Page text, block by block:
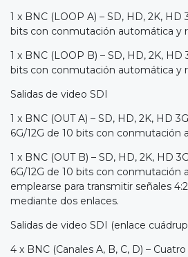
1 x BNC (LOOP A) – SD, HD, 2K, HD
bits con conmutación automática y
1 x BNC (LOOP B) – SD, HD, 2K, HD
bits con conmutación automática y
Salidas de video SDI
1 x BNC (OUT A) – SD, HD, 2K, HD
6G/12G de 10 bits con conmutación
1 x BNC (OUT B) – SD, HD, 2K, HD
6G/12G de 10 bits con conmutación
emplearse para transmitir señales
mediante dos enlaces.
Salidas de video SDI (enlace
4 x BNC (Canales A, B, C, D) –